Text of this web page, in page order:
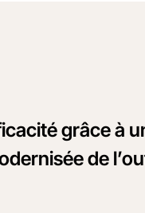
grâce à
de